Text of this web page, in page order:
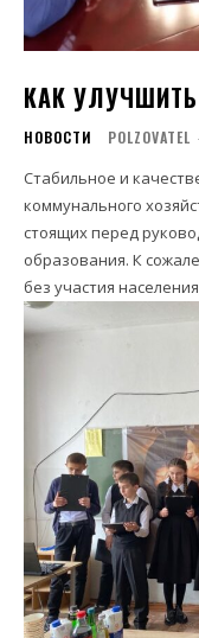
КАК
НОВОСТИ POLZOVATEL
Стабильное и
коммунального
стоящих перед
образования. К
без участия